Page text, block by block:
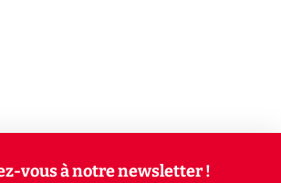
vous à notre newsletter !